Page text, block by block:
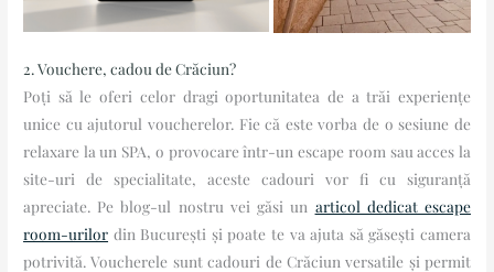
2. Vouchere, cadou de Crăciun?
Poți să le oferi celor dragi oportunitatea de a trăi experiențe
unice cu ajutorul voucherelor. Fie că este vorba de o sesiune de
relaxare la un SPA, o provocare într-un escape room sau acces la
site-uri de specialitate, aceste cadouri vor fi cu siguranță
apreciate. Pe blog-ul nostru vei găsi un articol dedicat escape
room-urilor din București și poate te va ajuta să găsești camera
potrivită. Voucherele sunt cadouri de Crăciun versatile și permit